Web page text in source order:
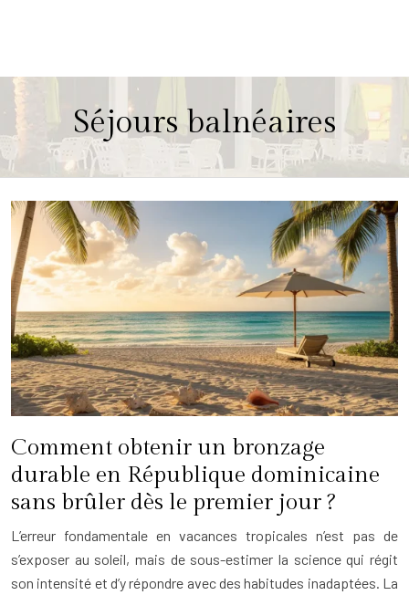
Séjours balnéaires
Comment obtenir un bronzage
durable en République dominicaine
sans brûler dès le premier jour ?
L’erreur fondamentale en vacances tropicales n’est pas de
s’exposer au soleil, mais de sous-estimer la science qui régit
son intensité et d’y répondre avec des habitudes inadaptées. La